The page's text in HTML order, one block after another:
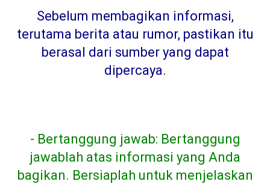
Sebelum membagikan informasi,
terutama berita atau rumor, pastikan itu
berasal dari sumber yang dapat
dipercaya.
- Bertanggung jawab: Bertanggung
jawablah atas informasi yang Anda
bagikan. Bersiaplah untuk menjelaskan